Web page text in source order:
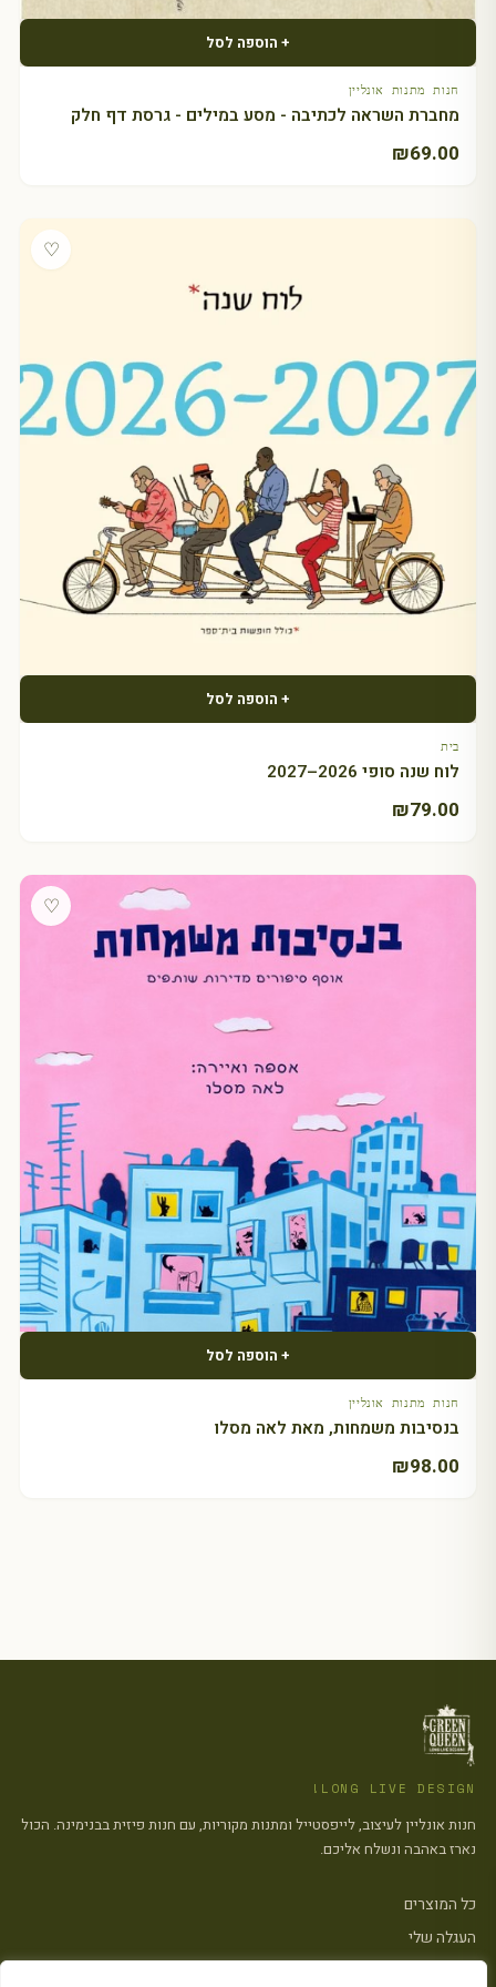
+ הוספה לסל
חנות מתנות אונליין
מחברת השראה לכתיבה - מסע במילים - גרסת דף חלק
₪69.00
♡
+ הוספה לסל
בית
לוח שנה סופי 2026–2027
₪79.00
♡
+ הוספה לסל
חנות מתנות אונליין
בנסיבות משמחות, מאת לאה מסלו
₪98.00
LONG LIVE DESIGN!
חנות אונליין לעיצוב, לייפסטייל ומתנות מקוריות, עם חנות פיזית בבנימינה. הכול
נארז באהבה ונשלח אליכם.
כל המוצרים
העגלה שלי